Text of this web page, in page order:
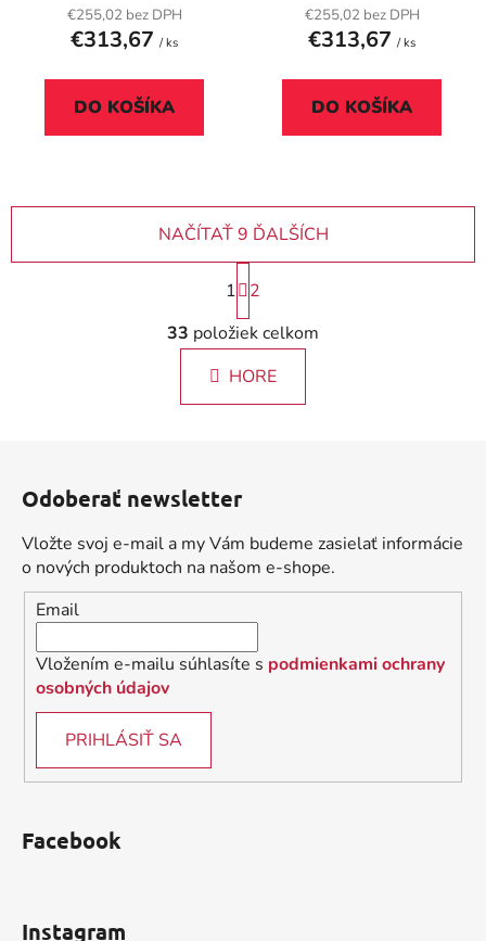
„Freedom SV-29“, biela
€255,02 bez DPH
€313,67 / ks
DO KOŠÍKA
MAYAH "Freedom SV-
30", jaseň
€255,02 bez DPH
€313,67 / ks
DO KOŠÍKA
O
v
l
á
d
e
p
r
v
k
y
v
ý
NAČÍTAŤ 9 ĎALŠÍCH
S
t
r
á
n
k
e
1
2
33 položiek celkom
HORE
Odoberať newsletter
Vložte svoj e-mail a my Vám budeme zasielať informácie
o nových produktoch na našom e-shope.
Email
Vložením e-mailu súhlasíte s podmienkami ochrany
osobných údajov
PRIHLÁSIŤ SA
Facebook
Instagram